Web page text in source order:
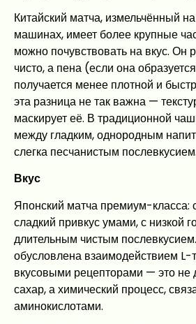
Китайский матча, измельчённый
машинах, имеет более крупные
можно почувствовать на вкус. Он
чисто, а пена (если она
получается менее плотной и
эта разница не так важна —
маскирует её. В традиционной
между гладким, однородным
слегка песчанистым послевкусием.
Вкус
Японский матча премиум-класса:
сладкий привкус умами, с низкой
длительным чистым
обусловлена взаимодействием L-
вкусовыми рецепторами — это не
сахар, а химический процесс,
аминокислотами.